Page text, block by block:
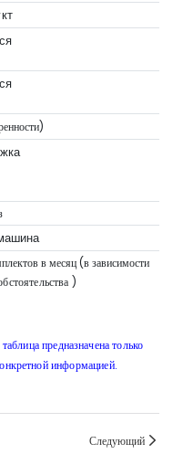
в месяц (в зависимости
)
предназначена только
информацией.
Следующий